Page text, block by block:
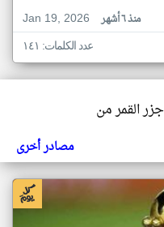
Jan 19, 2026
منذ ٦ أشهر
عدد الكلمات: ١٤١
القمر من
مصادر أخرى